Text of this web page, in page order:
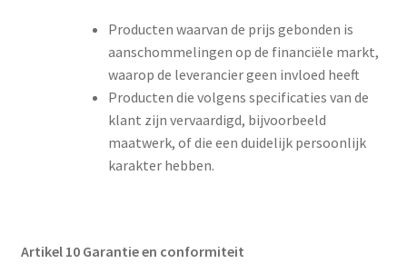
Producten waarvan de prijs gebonden is
aanschommelingen op de financiële markt,
waarop de leverancier geen invloed heeft
Producten die volgens specificaties van de
klant zijn vervaardigd, bijvoorbeeld
maatwerk, of die een duidelijk persoonlijk
karakter hebben.
Artikel 10 Garantieen conformiteit